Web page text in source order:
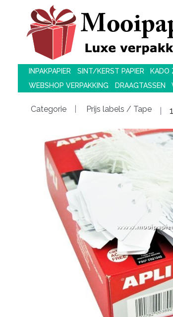
INPAKPAPIER SINT/KERST PAPIER KADO
WEBSHOP VERPAKKING
DRAAGTASSEN
Categorie Prijs labels / Tape